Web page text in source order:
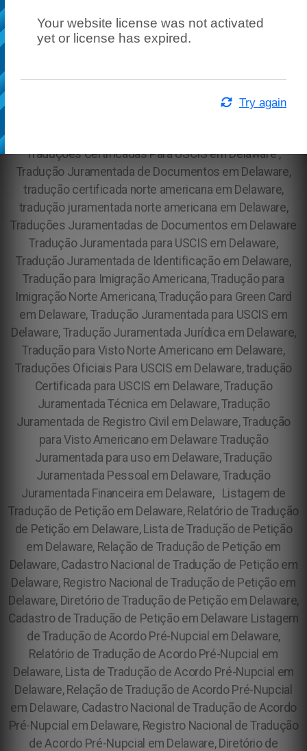
documentos em Delaware, Tradução de Documentos
para Brasileiros em Delaware Tradução Juramentada em
Oficial em Delaware - Tradução de Documentos para
uso em Delaware, Tradução para Brasileiros em
Traduções Certificadas Para USCIS em Delaware ,
Tradução Juramentada de Documentos em Delaware,
tradução certificada norte americana em Delaware,
tradução juramentada norte americana em Delaware,
Traduções Juramentadas de Documentos em Delaware
Tradução Juramentada para USCIS em Delaware,
Tradução Juramentada de Identificação em Delaware,
Tradução para Imigração Americana, Tradução para
Imigração Norte Americana, Tradução para Green Card
em Delaware, Tradução Juramentada para USCIS em
Delaware, Tradução Juramentada Jurídica em Delaware,
Tradução para Visto Norte Americano em Delaware,
Traduções Oficiais Para USCIS em Delaware, tradução
Certificada para USCIS em Delaware, Tradução
Juramentada Técnica em Delaware, Tradução
Juramentada de Registro Civil em Delaware, Tradução
para Visto Americano em Delaware Tradução
Juramentada para uso em Delaware, Tradução
Juramentada Pessoal em Delaware, Tradução
Juramentada Financeira em Delaware, Listagem de
Tradução de Petição em Delaware, Relatório de Tradução
de Petição em Delaware, Lista de Tradução de Petição
em Delaware, Relação de Tradução de Petição em
Delaware, Cadastro Nacional de Tradução de Petição em
Delaware, Registro Nacional de Tradução de Petição em
Delaware, Diretório de Tradução de Petição em Delaware,
Cadastro de Tradução de Petição em Delaware Listagem
de Tradução de Acordo Pré-Nupcial em Delaware,
Relatório de Tradução de Acordo Pré-Nupcial em
Delaware, Lista de Tradução de Acordo Pré-Nupcial em
Delaware, Relação de Tradução de Acordo Pré-Nupcial
em Delaware, Cadastro Nacional de Tradução de Acordo
Pré-Nupcial em Delaware, Registro Nacional de Tradução
de Acordo Pré-Nupcial em Delaware, Diretório de
Your website license was not activated
yet or license has expired.
Try again